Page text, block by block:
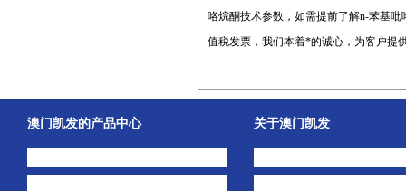
咯烷酮技术参数，如需提前了解n-苯基
值税发票，我们本着*的诚心，为客户提
澳门凯发的产品中心 关于澳门凯发